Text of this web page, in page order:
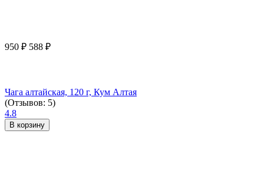
950 ₽ 588 ₽
Чага алтайская, 120 г, Кум Алтая
(Отзывов: 5)
4.8
В корзину